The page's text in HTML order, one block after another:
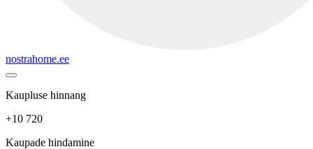
nostrahome.ee
Kaupluse hinnang
+10 720
Kaupade hindamine